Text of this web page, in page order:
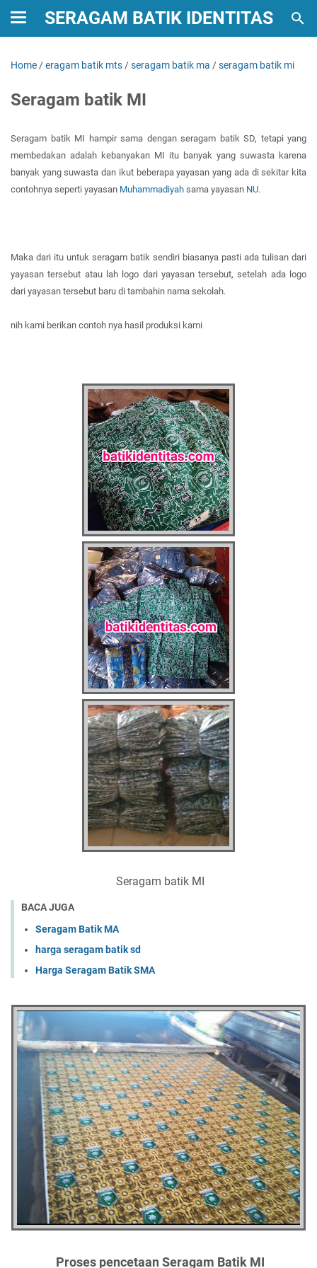
SERAGAM BATIK IDENTITAS
Home /eragam batik mts /seragam batik ma /seragam batik mi
Seragam batik MI
Seragam batik MI hampir sama dengan seragam batik SD, tetapi yang
membedakan adalah kebanyakan MI itu banyak yang suwasta karena
banyak yang suwasta dan ikut beberapa yayasan yang ada di sekitar kita
contohnya seperti yayasan Muhammadiyah sama yayasan NU.
Maka dari itu untuk seragam batik sendiri biasanya pasti ada tulisan dari
yayasan tersebut atau lah logo dari yayasan tersebut, setelah ada logo
dari yayasan tersebut baru di tambahin nama sekolah.
nih kami berikan contoh nya hasil produksi kami
Seragam batik MI
BACA JUGA
Seragam Batik MA
harga seragam batik sd
Harga Seragam Batik SMA
Proses pencetaan Seragam Batik MI